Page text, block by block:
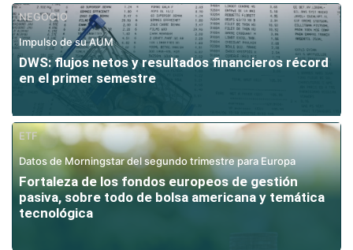
NEGOCIO
Impulso de su AUM
DWS: flujos netos y resultados financieros récord
en el primer semestre
ETF
Datos de Morningstar del segundo trimestre para Europa
Fortaleza de los fondos europeos de gestión
pasiva, sobre todo de bolsa americana y temática
tecnológica